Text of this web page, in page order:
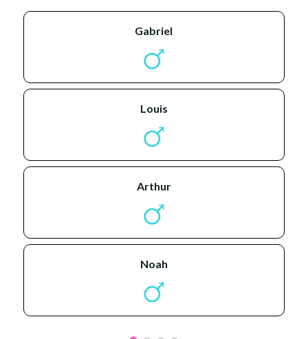
gabriel
louis
arthur
noah